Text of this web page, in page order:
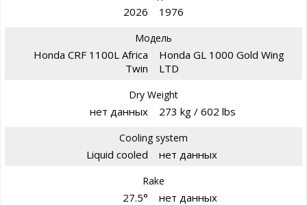
2026 1976
Модель
Honda CRF 1100L Africa
Twin
Honda GL 1000 Gold Wing
LTD
Dry Weight
нет данных 273 kg / 602 lbs
Cooling system
Liquid cooled нет данных
Rake
27.5° нет данных